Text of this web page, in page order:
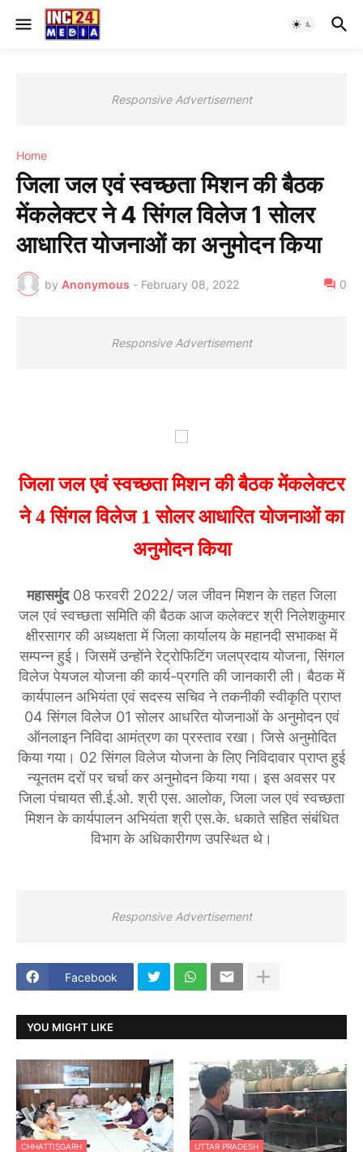
Responsive Advertisement
Home
जिला जल एवं स्वच्छता मिशन की बैठक
मेंकलेक्टर ने 4 सिंगल विलेज 1 सोलर
आधारित योजनाओं का अनुमोदन किया
by Anonymous - February 08, 2022 0
Responsive Advertisement
जिला जल एवं स्वच्छता मिशन की बैठक मेंकलेक्टर
ने 4 सिंगल विलेज 1 सोलर आधारित योजनाओं का
अनुमोदन किया
महासमुंद 08 फरवरी 2022/ जल जीवन मिशन के तहत जिला
जल एवं स्वच्छता समिति की बैठक आज कलेक्टर श्री निलेशकुमार
क्षीरसागर की अध्यक्षता में जिला कार्यालय के महानदी सभाकक्ष में
सम्पन्न हुई। जिसमें उन्होंने रेट्रोफिटिंग जलप्रदाय योजना, सिंगल
विलेज पेयजल योजना की कार्य-प्रगति की जानकारी ली। बैठक में
कार्यपालन अभियंता एवं सदस्य सचिव ने तकनीकी स्वीकृति प्राप्त
04 सिंगल विलेज 01 सोलर आधरित योजनाओं के अनुमोदन एवं
ऑनलाइन निविदा आमंत्रण का प्रस्ताव रखा। जिसे अनुमोदित
किया गया। 02 सिंगल विलेज योजना के लिए निविदावार प्राप्त हुई
न्यूनतम दरों पर चर्चा कर अनुमोदन किया गया। इस अवसर पर
जिला पंचायत सी.ई.ओ. श्री एस. आलोक, जिला जल एवं स्वच्छता
मिशन के कार्यपालन अभियंता श्री एस.के. धकाते सहित संबंधित
विभाग के अधिकारीगण उपस्थित थे।
Responsive Advertisement
Facebook
YOU MIGHT LIKE
CHHATTISGARH UTTAR PRADESH